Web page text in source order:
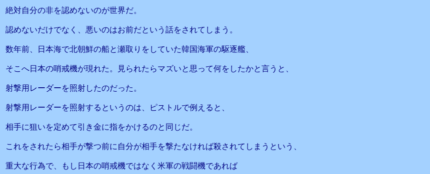
絶対自分の非を認めないのが世界だ。
認めないだけでなく、悪いのはお前だという話をされてしまう。
数年前、日本海で北朝鮮の船と瀬取りをしていた韓国海軍の駆逐艦、
そこへ日本の哨戒機が現れた。見られたらマズいと思って何をしたかと言うと、
射撃用レーダーを照射したのだった。
射撃用レーダーを照射するというのは、ピストルで例えると、
相手に狙いを定めて引き金に指をかけるのと同じだ。
これをされたら相手が撃つ前に自分が相手を撃たなければ殺されてしまうという、
重大な行為で、もし日本の哨戒機ではなく米軍の戦闘機であれば